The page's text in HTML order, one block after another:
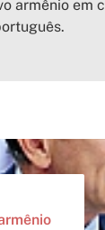
armênio em